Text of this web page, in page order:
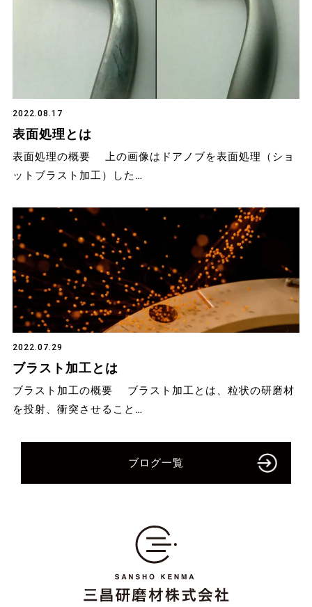
2022.08.17
表面処理とは
表面処理の概要 上の画像はドアノブを表面処理（ショ
ットブラスト加工）した…
2022.07.29
ブラスト加工とは
ブラスト加工の概要 ブラスト加工とは、粒状の研磨材
を投射、衝突させること…
ブログ一覧